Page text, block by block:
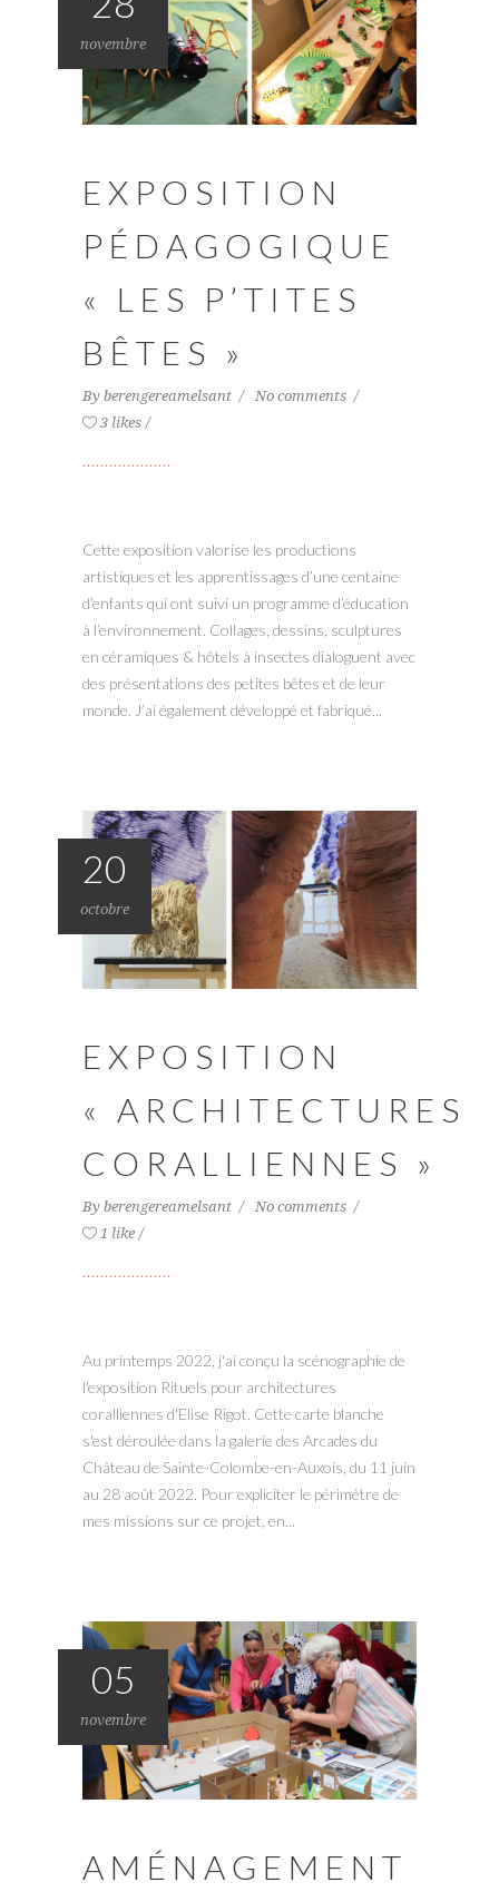
novembre
EXPOSITION
PÉDAGOGIQUE
« LES P’TITES
BÊTES »
By berengereamelsant
No comments
3 likes
Cette exposition valorise les productions
artistiques et les apprentissages d’une centaine
d’enfants qui ont suivi un programme d’éducation
à l’environnement. Collages, dessins, sculptures
en céramiques & hôtels à insectes dialoguent avec
des présentations des petites bêtes et de leur
monde. J’ai également développé et fabriqué...
20
octobre
EXPOSITION
« ARCHITECTURES
CORALLIENNES »
By berengereamelsant
No comments
1 like
Au printemps 2022, j'ai conçu la scénographie de
l'exposition Rituels pour architectures
coralliennes d'Elise Rigot. Cette carte blanche
s'est déroulée dans la galerie des Arcades du
Château de Sainte-Colombe-en-Auxois, du 11 juin
au 28 août 2022. Pour expliciter le périmètre de
mes missions sur ce projet, en...
05
novembre
AMÉNAGEMENT